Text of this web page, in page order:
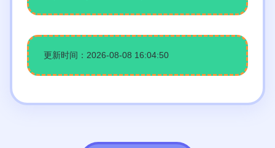
更新时间：2026-08-08 16:04:50